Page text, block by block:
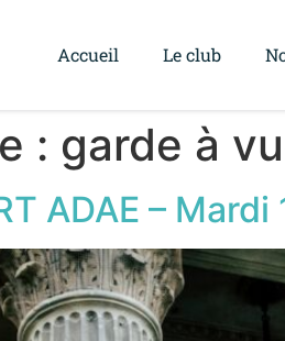
Accueil Le club
: garde à
ADAE –